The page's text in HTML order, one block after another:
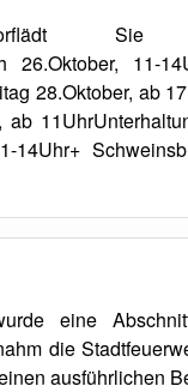
26.Oktober, 11-
28.Oktober, ab
14Uhr+
eine
die
ausführlichen